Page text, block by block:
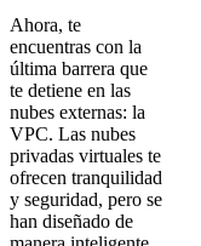
Ahora, te
encuentras con la
última barrera que
te detiene en las
nubes externas: la
VPC. Las nubes
privadas virtuales te
ofrecen tranquilidad
y seguridad, pero se
han diseñado de